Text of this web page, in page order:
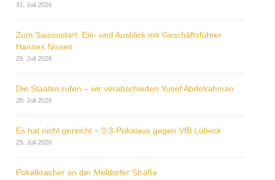
31. Juli 2026
Zum Saisonstart: Ein- und Ausblick mit Geschäftsführer
Hannes Nissen
29. Juli 2026
Die Staaten rufen – wir verabschieden Yusef Abdelrahman
28. Juli 2026
Es hat nicht gereicht – 0:3-Pokalaus gegen VfB Lübeck
25. Juli 2026
Pokalkracher an der Meldorfer Straße